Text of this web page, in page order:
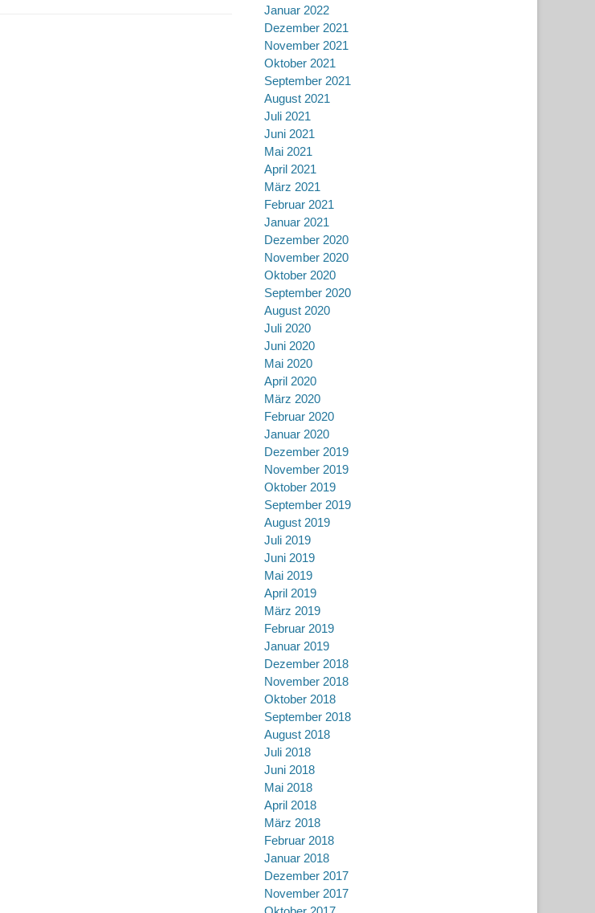
Januar 2022
Dezember 2021
November 2021
Oktober 2021
September 2021
August 2021
Juli 2021
Juni 2021
Mai 2021
April 2021
März 2021
Februar 2021
Januar 2021
Dezember 2020
November 2020
Oktober 2020
September 2020
August 2020
Juli 2020
Juni 2020
Mai 2020
April 2020
März 2020
Februar 2020
Januar 2020
Dezember 2019
November 2019
Oktober 2019
September 2019
August 2019
Juli 2019
Juni 2019
Mai 2019
April 2019
März 2019
Februar 2019
Januar 2019
Dezember 2018
November 2018
Oktober 2018
September 2018
August 2018
Juli 2018
Juni 2018
Mai 2018
April 2018
März 2018
Februar 2018
Januar 2018
Dezember 2017
November 2017